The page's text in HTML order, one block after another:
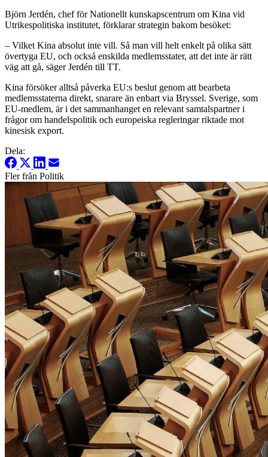
Björn Jerdén, chef för Nationellt kunskapscentrum om Kina vid
Utrikespolitiska institutet, förklarar strategin bakom besöket:
– Vilket Kina absolut inte vill. Så man vill helt enkelt på olika sätt
övertyga EU, och också enskilda medlemsstater, att det inte är rätt
väg att gå, säger Jerdén till TT.
Kina försöker alltså påverka EU:s beslut genom att bearbeta
medlemsstaterna direkt, snarare än enbart via Bryssel. Sverige, som
EU-medlem, är i det sammanhanget en relevant samtalspartner i
frågor om handelspolitik och europeiska regleringar riktade mot
kinesisk export.
Dela:
Fler från Politik